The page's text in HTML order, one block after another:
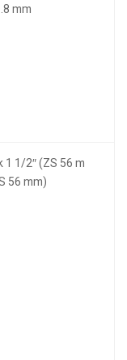
mm
1/2″ (ZS 56 m
56 mm)